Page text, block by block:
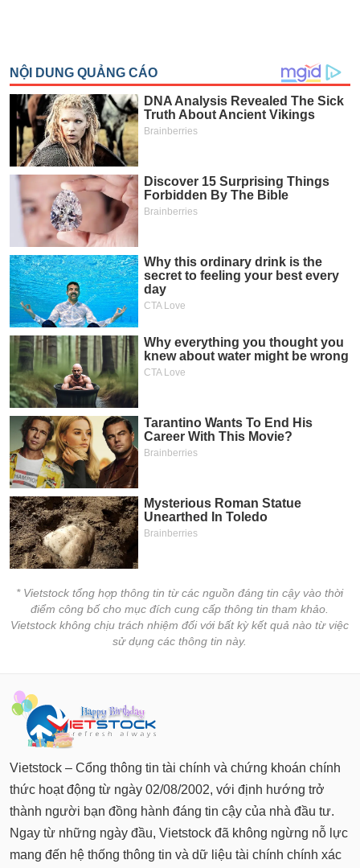
* Vietstock tổng hợp thông tin từ các nguồn đáng tin cậy vào thời
điểm công bố cho mục đích cung cấp thông tin tham khảo.
Vietstock không chịu trách nhiệm đối với bất kỳ kết quả nào từ việc
sử dụng các thông tin này.
Vietstock – Cổng thông tin tài chính và chứng khoán chính
thức hoạt động từ ngày 02/08/2002, với định hướng trở
thành người bạn đồng hành đáng tin cậy của nhà đầu tư.
Ngay từ những ngày đầu, Vietstock đã không ngừng nỗ lực
mang đến hệ thống thông tin và dữ liệu tài chính chính xác